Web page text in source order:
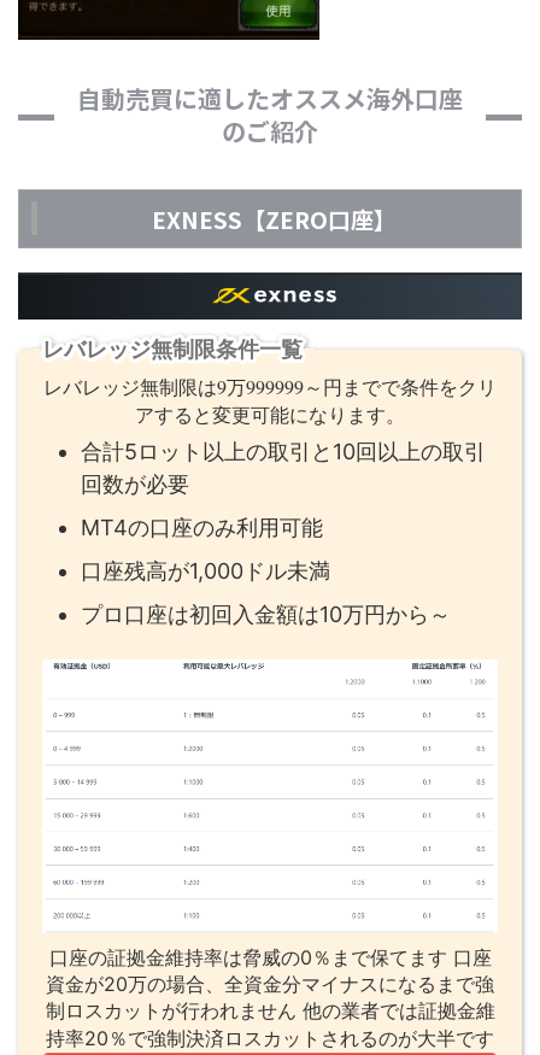
自動売買に適したオススメ海外口座
のご紹介
EXNESS【ZERO口座】
レバレッジ無制限条件一覧
レバレッジ無制限は9万999999～円までで条件をクリ
アすると変更可能になります。
合計5ロット以上の取引と10回以上の取引
回数が必要
MT4の口座のみ利用可能
口座残高が1,000ドル未満
プロ口座は初回入金額は10万円から～
口座の証拠金維持率は脅威の0％まで保てます 口座
資金が20万の場合、全資金分マイナスになるまで強
制ロスカットが行われません 他の業者では証拠金維
持率20％で強制決済ロスカットされるのが大半です